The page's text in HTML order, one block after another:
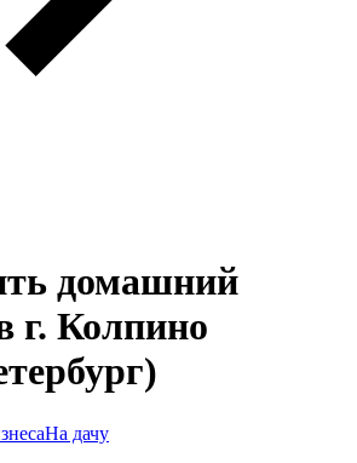
домашний
г. Колпино
На дачу